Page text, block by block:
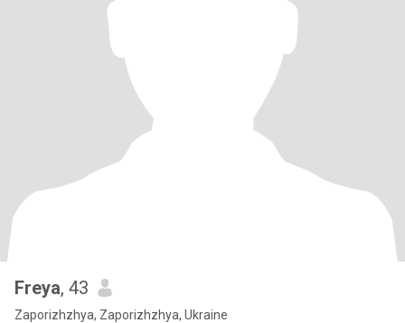
Freya, 43
Zaporizhzhya, Zaporizhzhya, Ukraine